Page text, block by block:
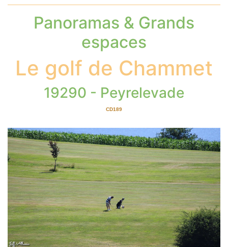
Panoramas & Grands
espaces
Le golf de Chammet
19290 - Peyrelevade
CD189